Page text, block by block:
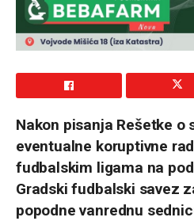
Nakon pisanja Rešetke o
eventualne koruptivne
fudbalskim ligama na
Gradski fudbalski savez
popodne vanrednu